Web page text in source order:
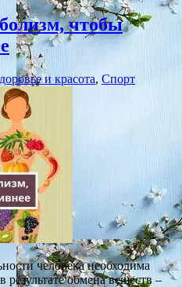
чтобы
и красота, Спорт
человека необходима
результате обмена веществ –